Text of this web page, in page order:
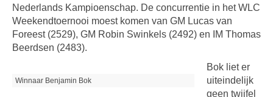
Nederlands Kampioenschap. De concurrentie in het WLC
Weekendtoernooi moest komen van GM Lucas van
Foreest (2529), GM Robin Swinkels (2492) en IM Thomas
Beerdsen (2483).
Winnaar Benjamin Bok
Bok liet er
uiteindelijk
geen twijfel